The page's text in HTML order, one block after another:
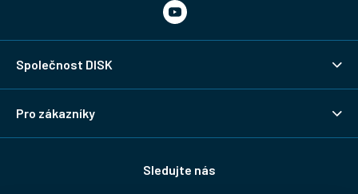
Společnost DISK
Pro zákazníky
Sledujte nás